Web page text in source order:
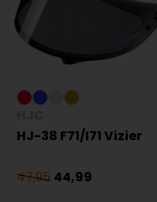
HJ-38 F71/I71 Vizier
47,95 44,99